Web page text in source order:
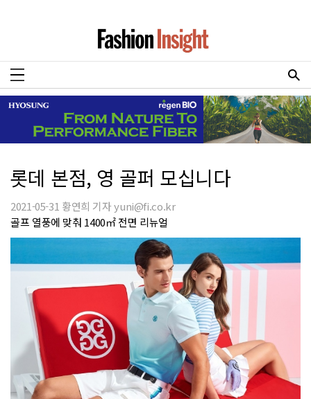
롯데 본점, 영 골퍼 모십니다
2021-05-31 황연희 기자 yuni@fi.co.kr
골프 열풍에 맞춰 1400㎡ 전면 리뉴얼